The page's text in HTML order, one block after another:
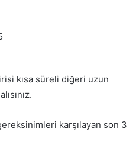
kısa süreli diğeri uzun
karşılayan son 3